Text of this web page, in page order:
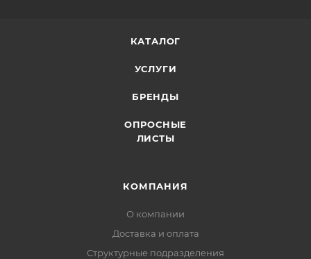
КАТАЛОГ
УСЛУГИ
БРЕНДЫ
ОПРОСНЫЕ
ЛИСТЫ
КОМПАНИЯ
О компании
Доставка и оплата
Структурные подразделения